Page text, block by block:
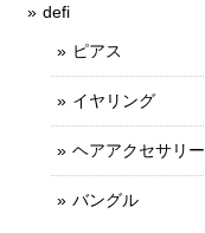
defi
ピアス
イヤリング
ヘアアクセサリー
バングル